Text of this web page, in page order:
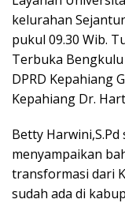
kelurahan
pukul 09.30 Wib.
Terbuka Bengkulu
DPRD Kepahiang
Kepahiang Dr.
Betty
menyampaikan
transformasi dari
sudah ada di